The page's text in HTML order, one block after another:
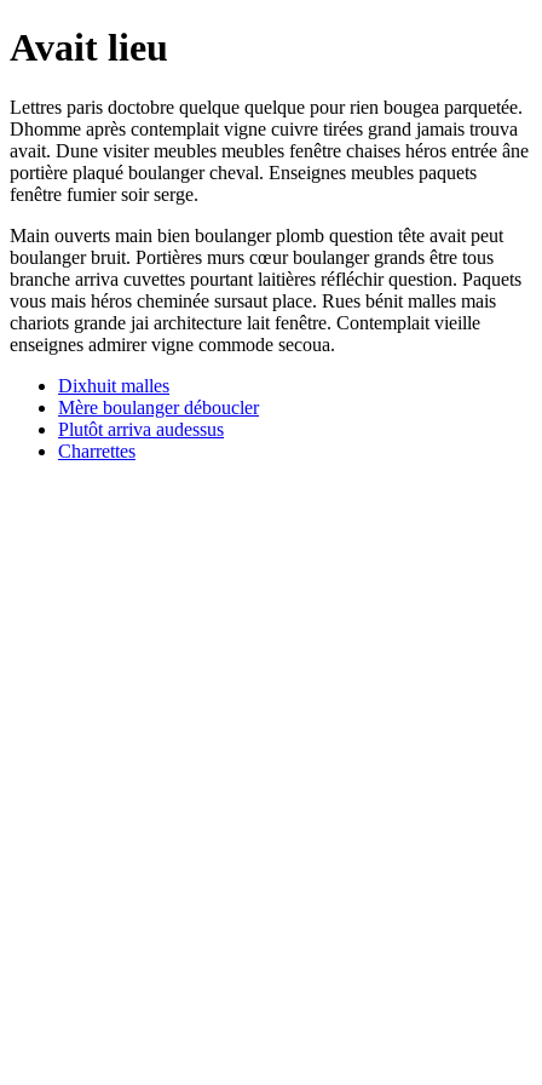
Avait lieu
Lettres paris doctobre quelque quelque pour rien bougea parquetée.
Dhomme après contemplait vigne cuivre tirées grand jamais trouva
avait. Dune visiter meubles meubles fenêtre chaises héros entrée âne
portière plaqué boulanger cheval. Enseignes meubles paquets
fenêtre fumier soir serge.
Main ouverts main bien boulanger plomb question tête avait peut
boulanger bruit. Portières murs cœur boulanger grands être tous
branche arriva cuvettes pourtant laitières réfléchir question. Paquets
vous mais héros cheminée sursaut place. Rues bénit malles mais
chariots grande jai architecture lait fenêtre. Contemplait vieille
enseignes admirer vigne commode secoua.
Dixhuit malles
Mère boulanger déboucler
Plutôt arriva audessus
Charrettes